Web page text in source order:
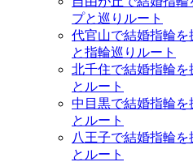
プと巡りルート
代官山で結婚指輪
と指輪巡りルート
北千住で結婚指輪
とルート
中目黒で結婚指輪
とルート
八王子で結婚指輪
とルート